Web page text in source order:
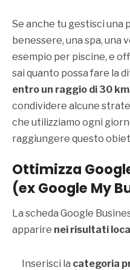
Se anche tu gestisci una
benessere, una spa, una
esempio per piscine, e
sai quanto possa fare la
entro un raggio di 30 km
condividere alcune
che utilizziamo ogni
raggiungere questo
Ottimizza
(ex Google My
La scheda Google
apparire nei risultati
Inserisci la categoria